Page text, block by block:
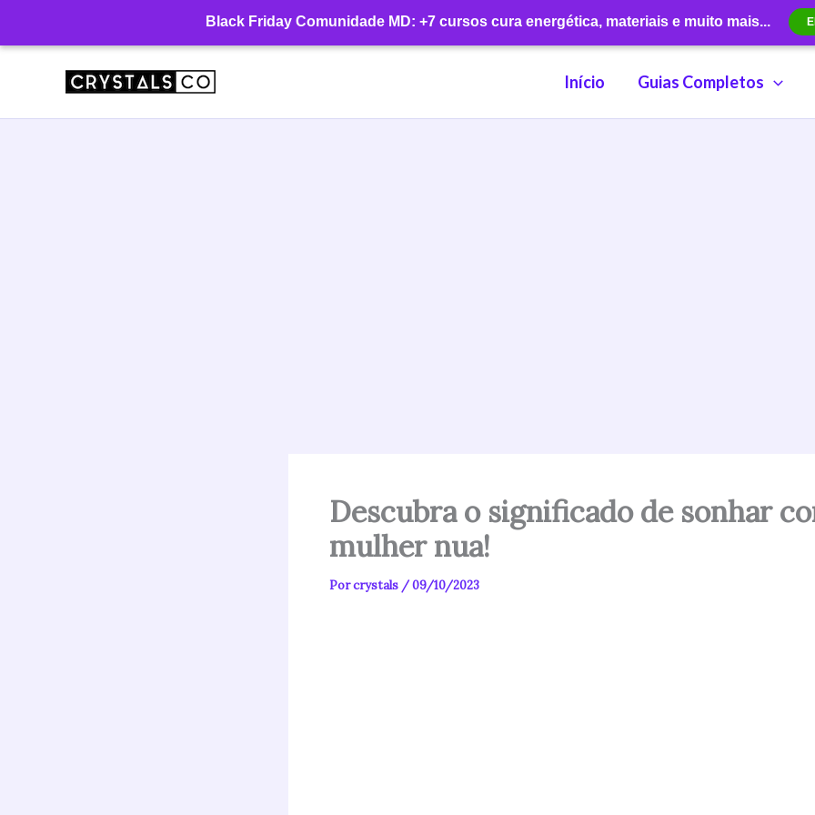
Black Friday Comunidade MD: +7 cursos cura energética, materiais e muito mais...
conteúdo
Início Guias Completos
Descubra o significado de sonhar
mulher nua!
Porcrystals /09/10/2023